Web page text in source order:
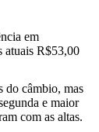
em
atuais R$53,00
do câmbio, mas
e maior
com as altas.